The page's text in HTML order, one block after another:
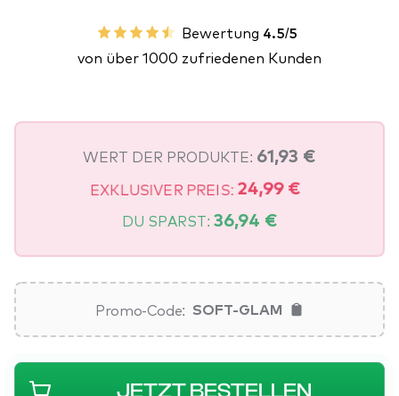
Bewertung 4.5/5
von über 1000 zufriedenen Kunden
WERT DER PRODUKTE: 61,93 €
EXKLUSIVER PREIS: 24,99 €
DU SPARST: 36,94 €
Promo-Code: SOFT-GLAM
JETZT BESTELLEN